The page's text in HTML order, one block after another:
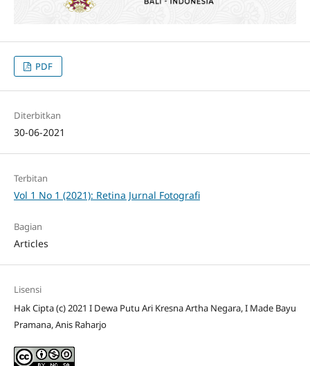
PDF
Diterbitkan
30-06-2021
Terbitan
Vol 1 No 1 (2021): Retina Jurnal Fotografi
Bagian
Articles
Lisensi
Hak Cipta (c) 2021 I Dewa Putu Ari Kresna Artha Negara, I Made Bayu
Pramana, Anis Raharjo